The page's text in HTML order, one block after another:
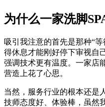
为什么一家洗脚
吸引我注意的首先是那种“
得休息才能刚好停下审视自
强调技术更有温度。一家店
营造上花了心思。
当然，服务行业的根本还是
技师态度好、体验棒，虽然